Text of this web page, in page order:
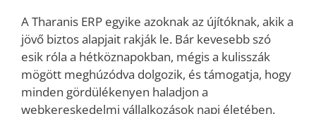
A Tharanis ERP egyike azoknak az újítóknak, akik a
jövő biztos alapjait rakják le. Bár kevesebb szó
esik róla a hétköznapokban, mégis a kulisszák
mögött meghúzódva dolgozik, és támogatja, hogy
minden gördülékenyen haladjon a
webkereskedelmi vállalkozások napi életében.